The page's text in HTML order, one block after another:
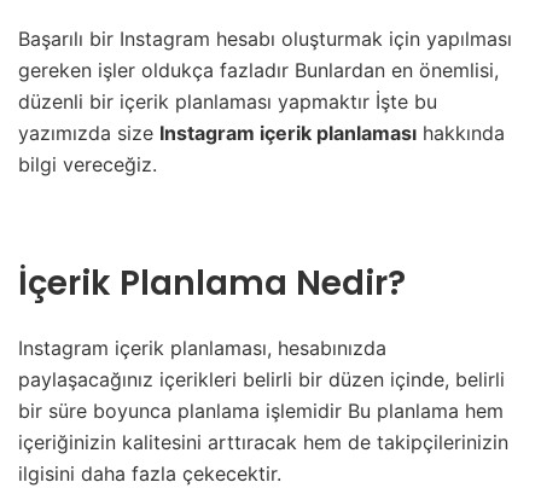
Başarılı bir Instagram hesabı oluşturmak için yapılması
gereken işler oldukça fazladır Bunlardan en önemlisi,
düzenli bir içerik planlaması yapmaktır İşte bu
yazımızda size Instagram içerik planlaması hakkında
bilgi vereceğiz.
İçerik Planlama Nedir?
Instagram içerik planlaması, hesabınızda
paylaşacağınız içerikleri belirli bir düzen içinde, belirli
bir süre boyunca planlama işlemidir Bu planlama hem
içeriğinizin kalitesini arttıracak hem de takipçilerinizin
ilgisini daha fazla çekecektir.